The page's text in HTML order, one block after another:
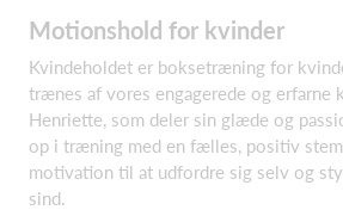
Motionshold for kvinder
Kvindeholdet er boksetræning for
trænes af vores engagerede og erfarne
Henriette, som deler sin glæde og
op i træning med en fælles, positiv
motivation til at udfordre sig selv og
sind.